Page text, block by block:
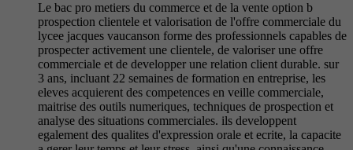
Le bac pro metiers du commerce et de la vente option b
prospection clientele et valorisation de l'offre commerciale du
lycee jacques vaucanson forme des professionnels capables de
prospecter activement une clientele, de valoriser une offre
commerciale et de developper une relation client durable. sur
3 ans, incluant 22 semaines de formation en entreprise, les
eleves acquierent des competences en veille commerciale,
maitrise des outils numeriques, techniques de prospection et
analyse des situations commerciales. ils developpent
egalement des qualites d'expression orale et ecrite, la capacite